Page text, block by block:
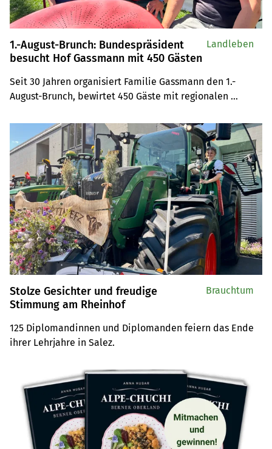
1.-August-Brunch: Bundespräsident
besucht Hof Gassmann mit 450 Gästen
Seit 30 Jahren organisiert Familie Gassmann den 1.-
August-Brunch, bewirtet 450 Gäste mit regionalen
Bundespräsident Guy Parmelin.
Landleben
Stolze Gesichter und freudige
Stimmung am Rheinhof
125 Diplomandinnen und Diplomanden feiern das Ende
ihrer Lehrjahre in Salez.
Brauchtum